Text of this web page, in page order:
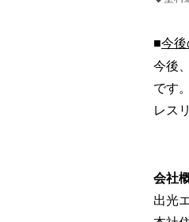
■今後
今後
です
レス
会社
出光